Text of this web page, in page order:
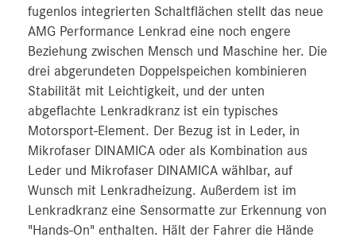
fugenlos integrierten Schaltflächen stellt das neue
AMG Performance Lenkrad eine noch engere
Beziehung zwischen Mensch und Maschine her. Die
drei abgerundeten Doppelspeichen kombinieren
Stabilität mit Leichtigkeit, und der unten
abgeflachte Lenkradkranz ist ein typisches
Motorsport-Element. Der Bezug ist in Leder, in
Mikrofaser DINAMICA oder als Kombination aus
Leder und Mikrofaser DINAMICA wählbar, auf
Wunsch mit Lenkradheizung. Außerdem ist im
Lenkradkranz eine Sensormatte zur Erkennung von
"Hands-On" enthalten. Hält der Fahrer die Hände